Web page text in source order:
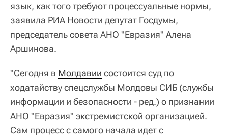
язык, как того требуют процессуальные нормы,
заявила РИА Новости депутат Госдумы,
председатель совета АНО "Евразия" Алена
Аршинова.
"Сегодня в Молдавии состоится суд по
ходатайству спецслужбы Молдовы СИБ (службы
информации и безопасности - ред.) о признании
АНО "Евразия" экстремистской организацией.
Сам процесс с самого начала идет с